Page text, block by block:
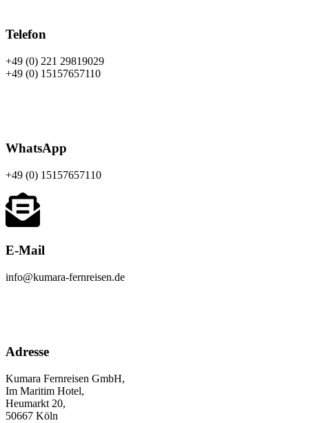
Telefon
+49 (0) 221 29819029
+49 (0) 15157657110
WhatsApp
+49 (0) 15157657110
E-Mail
info@kumara-fernreisen.de
Adresse
Kumara Fernreisen GmbH,
Im Maritim Hotel,
Heumarkt 20,
50667 Köln